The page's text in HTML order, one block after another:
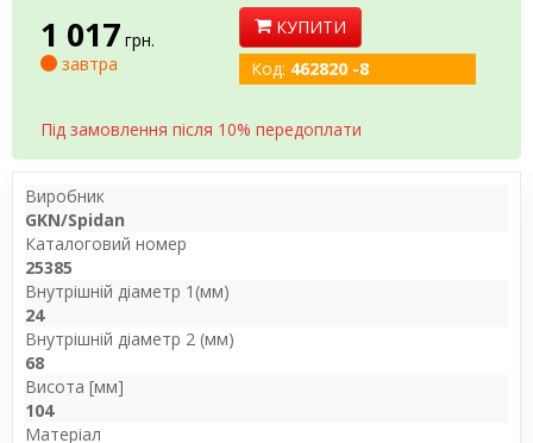
1 017 грн.
завтра
КУПИТИ
Код: 462820 -8
Під замовлення після 10% передоплати
Виробник
GKN/Spidan
Каталоговий номер
25385
Внутрішній діаметр 1(мм)
24
Внутрішній діаметр 2 (мм)
68
Висота [мм]
104
Матеріал